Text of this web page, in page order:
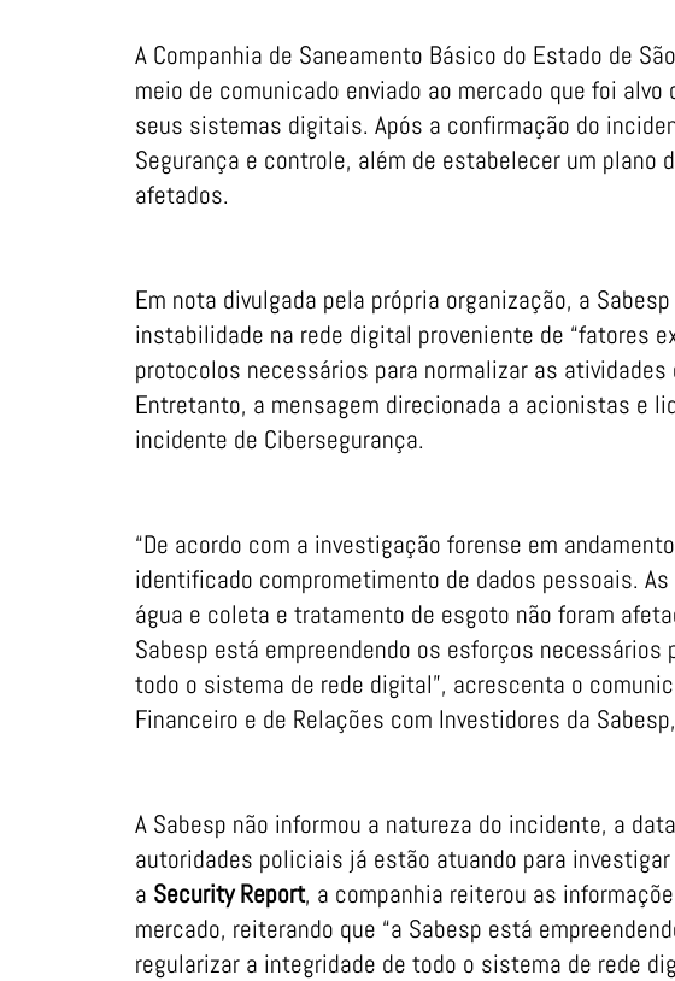
A Companhia de Saneamento Básico do Estado de
meio de comunicado enviado ao mercado que foi
seus sistemas digitais. Após a confirmação do
Segurança e controle, além de estabelecer um
afetados.
Em nota divulgada pela própria organização, a
instabilidade na rede digital proveniente de “fatores
protocolos necessários para normalizar as
Entretanto, a mensagem direcionada a acionistas e
incidente de Cibersegurança.
“De acordo com a investigação forense em
identificado comprometimento de dados pessoais.
água e coleta e tratamento de esgoto não foram
Sabesp está empreendendo os esforços necessários
todo o sistema de rede digital”, acrescenta o
Financeiro e de Relações com Investidores da
A Sabesp não informou a natureza do incidente, a
autoridades policiais já estão atuando para
a Security Report, a companhia reiterou as
mercado, reiterando que “a Sabesp está
regularizar a integridade de todo o sistema de rede